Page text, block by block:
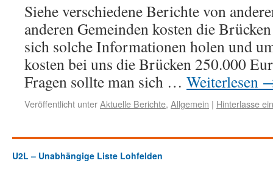
Siehe verschiedene Berichte von
anderen Gemeinden kosten die
sich solche Informationen holen und
kosten bei uns die Brücken 250.000
Fragen sollte man sich … Weiterlesen
Veröffentlicht unterAktuelle Berichte, Allgemein | Hinterlasse
U2L – Unabhängige Liste Lohfelden